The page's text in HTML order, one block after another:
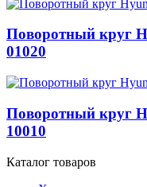
Поворотный круг
01020
Поворотный круг
10010
Каталог товаров